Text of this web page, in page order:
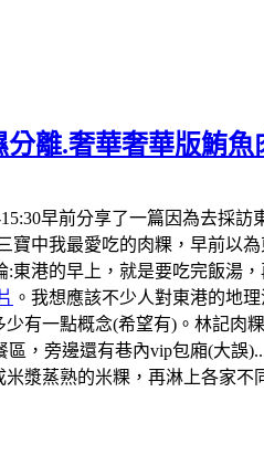
分離.奢華奢華版鮪魚
早前分享了一篇因為去採
中我最愛吃的肉粿，早前以
港的早上，就是要吃完飯湯
。我想應該不少人對東港的地
有一點概念(希望有)。林記
，旁邊還有巷內vip包廂(大誤
漿蒸熟的米粿，再淋上各家不